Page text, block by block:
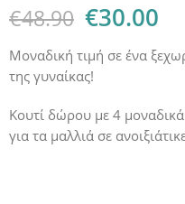
€48.90 €30.00
Μοναδική τιμή σε ένα
της γυναίκας!
Κουτί δώρου με 4
για τα μαλλιά σε